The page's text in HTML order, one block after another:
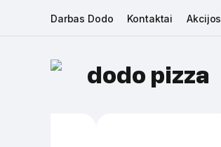
Darbas Dodo Kontaktai Akcijos
dodo pizza